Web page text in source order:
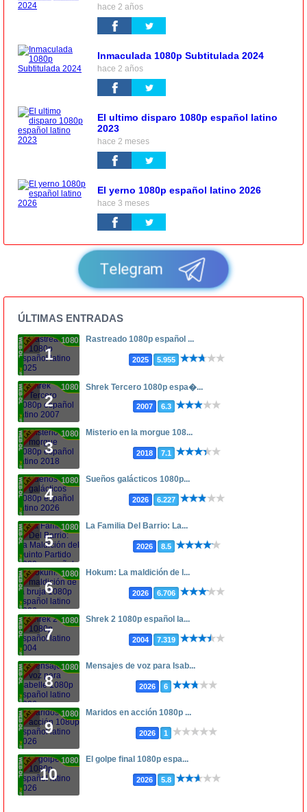
hace 2 años
Inmaculada 1080p Subtitulada 2024
hace 2 años
El ultimo disparo 1080p español latino
2023
hace 2 meses
El yerno 1080p español latino 2026
hace 3 meses
Telegram
ÚLTIMAS ENTRADAS
1
1080p Rastreado 1080p español ...
2025 5.955
2
1080p Shrek Tercero 1080p espa�...
2007 6.3
3
1080p Misterio en la morgue 108...
2018 7.1
4
1080p Sueños galácticos 1080p...
2026 6.227
5
1080p La Familia Del Barrio: La...
2026 8.5
6
1080p Hokum: La maldición de l...
2026 6.706
7
1080p Shrek 2 1080p español la...
2004 7.319
8
1080p Mensajes de voz para Isab...
2026 6
9
1080p Maridos en acción 1080p ...
2026 1
10
1080p El golpe final 1080p espa...
2026 5.8